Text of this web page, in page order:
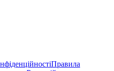
Правила